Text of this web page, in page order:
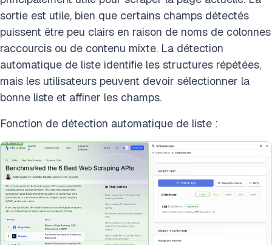
sortie est utile, bien que certains champs détectés
puissent être peu clairs en raison de noms de colonnes
raccourcis ou de contenu mixte. La détection
automatique de liste identifie les structures répétées,
mais les utilisateurs peuvent devoir sélectionner la
bonne liste et affiner les champs.
Fonction de détection automatique de liste :